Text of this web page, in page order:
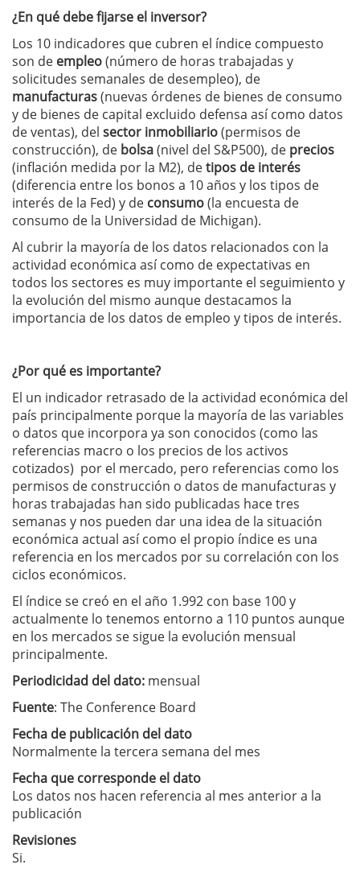
¿En qué debe fijarse el inversor?
Los 10 indicadores que cubren el índice compuesto
son de empleo(número de horas trabajadas y
solicitudes semanales de desempleo), de
manufacturas(nuevas órdenes de bienes de consumo
y de bienes de capital excluido defensa así como datos
de ventas), del sector inmobiliario(permisos de
construcción), de bolsa(nivel del S&P500), de precios
(inflación medida por la M2), detipos de interés
(diferencia entre los bonos a 10 años y los tipos de
interés de la Fed) y de consumo(la encuesta de
consumo de la Universidad de Michigan).
Al cubrir la mayoría de los datos relacionados con la
actividad económica así como de expectativas en
todos los sectores es muy importante el seguimiento y
la evolución del mismo aunque destacamos la
importancia de los datos de empleo y tipos de interés.
¿Por qué es importante?
El un indicador retrasado de la actividad económica del
país principalmente porque la mayoría de las variables
o datos que incorpora ya son conocidos (como las
referencias macro o los precios de los activos
cotizados) por el mercado, pero referencias como los
permisos de construcción o datos de manufacturas y
horas trabajadas han sido publicadas hace tres
semanas y nos pueden dar una idea de la situación
económica actual así como el propio índice es una
referencia en los mercados por su correlación con los
ciclos económicos.
El índice se creó en el año 1.992 con base 100 y
actualmente lo tenemos entorno a 110 puntos aunque
en los mercados se sigue la evolución mensual
principalmente.
Periodicidad del dato: mensual
Fuente: The Conference Board
Fecha de publicación del dato
Normalmente la tercera semana del mes
Fecha que corresponde el dato
Los datos nos hacen referencia al mes anterior a la
publicación
Revisiones
Si.